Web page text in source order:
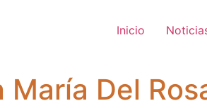
Inicio
María Del